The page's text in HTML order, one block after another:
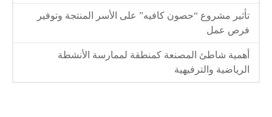
تأثير مشروع “حصون كافيه” على الأسر المنتجة وتوفير
فرص عمل
أهمية شاطئ المصنعة كمنطقة لممارسة الأنشطة
الرياضية والترفيهية